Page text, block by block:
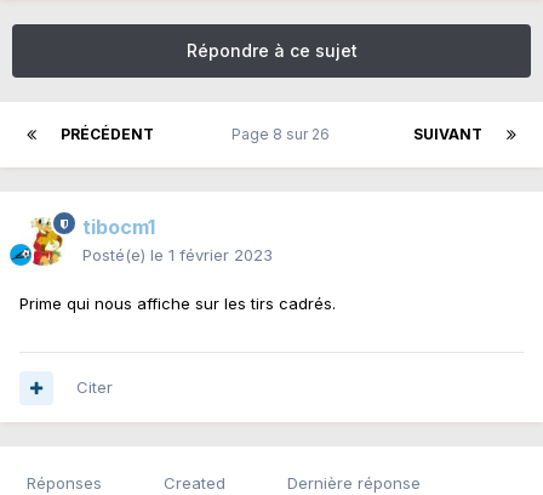
Répondre à ce sujet
PRÉCÉDENT SUIVANT
Page 8 sur 26
tibocm1
Posté(e) le 1 février 2023
Prime qui nous affiche sur les tirs cadrés.
Citer
Réponses Created Dernière réponse